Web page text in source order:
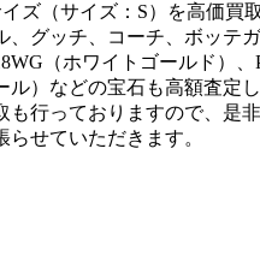
ズ（サイズ：S）を高価買
グッチ、コーチ、ボッテ
（ホワイトゴールド）
）などの宝石も高額査定し
行っておりますので、是
せていただきます。